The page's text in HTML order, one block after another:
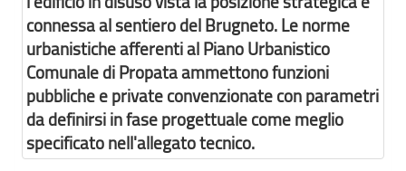
connessa al sentiero del Brugneto. Le norme
urbanistiche afferenti al Piano Urbanistico
Comunale di Propata ammettono funzioni
pubbliche e private convenzionate con parametri
da definirsi in fase progettuale come meglio
specificato nell'allegato tecnico.